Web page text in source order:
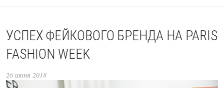
УСПЕХ ФЕЙКОВОГО БРЕНДА НА PARIS
FASHION WEEK
26 июня 2018